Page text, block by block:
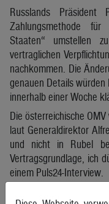
Russlands
Zahlungsmethode für
Staaten“ umstellen
vertraglichen
nachkommen. Die
genauen Details
innerhalb einer Woche
Die österreichische
laut Generaldirektor
und nicht in Rubel
Vertragsgrundlage, ich
einem Puls24-Interview.